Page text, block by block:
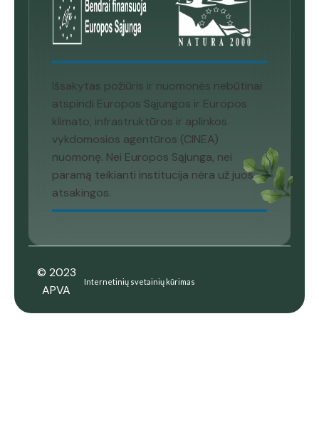
Išsakytas požiūris ir nuomonės nebūtinai
atspindi Europos Sąjungos ir Europos
klimato, infrastruktūros ir aplinkos
vykdomosios agentūros (CINEA)
nuomonę. Nei Europos Sąjunga, nei
paramą teikianti institucija nėra už juos
atsakingos.
© 2023
APVA
Internetinių svetainių kūrimas